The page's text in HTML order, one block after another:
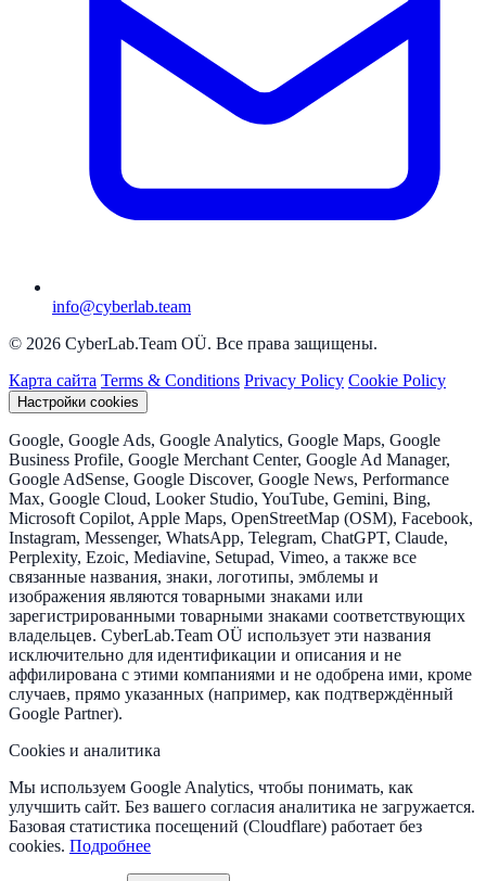
info@cyberlab.team
© 2026 CyberLab.Team OÜ. Все права защищены.
Карта сайта Terms & Conditions Privacy Policy Cookie Policy
Настройки cookies
Google, Google Ads, Google Analytics, Google Maps, Google
Business Profile, Google Merchant Center, Google Ad Manager,
Google AdSense, Google Discover, Google News, Performance
Max, Google Cloud, Looker Studio, YouTube, Gemini, Bing,
Microsoft Copilot, Apple Maps, OpenStreetMap (OSM), Facebook,
Instagram, Messenger, WhatsApp, Telegram, ChatGPT, Claude,
Perplexity, Ezoic, Mediavine, Setupad, Vimeo, а также все
связанные названия, знаки, логотипы, эмблемы и
изображения являются товарными знаками или
зарегистрированными товарными знаками соответствующих
владельцев. CyberLab.Team OÜ использует эти названия
исключительно для идентификации и описания и не
аффилирована с этими компаниями и не одобрена ими, кроме
случаев, прямо указанных (например, как подтверждённый
Google Partner).
Cookies и аналитика
Мы используем Google Analytics, чтобы понимать, как
улучшить сайт. Без вашего согласия аналитика не загружается.
Базовая статистика посещений (Cloudflare) работает без
cookies. Подробнее